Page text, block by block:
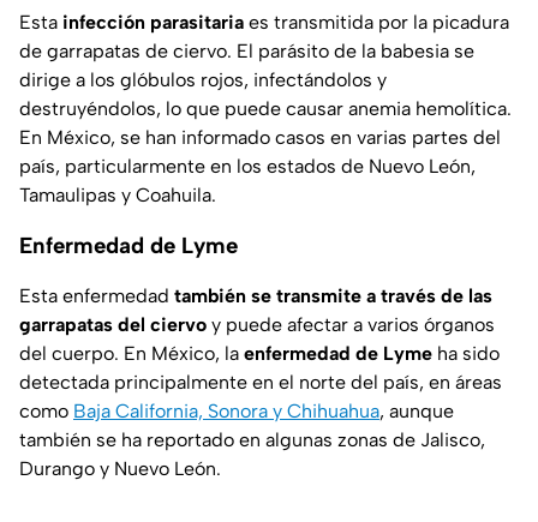
Esta infección parasitaria es transmitida por la picadura
de garrapatas de ciervo. El parásito de la babesia se
dirige a los glóbulos rojos, infectándolos y
destruyéndolos, lo que puede causar anemia hemolítica.
En México, se han informado casos en varias partes del
país, particularmente en los estados de Nuevo León,
Tamaulipas y Coahuila.
Enfermedad de Lyme
Esta enfermedad también se transmite a través de las
garrapatas del ciervo y puede afectar a varios órganos
del cuerpo. En México, la enfermedad de Lyme ha sido
detectada principalmente en el norte del país, en áreas
como Baja California, Sonora y Chihuahua, aunque
también se ha reportado en algunas zonas de Jalisco,
Durango y Nuevo León.